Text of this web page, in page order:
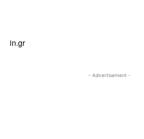
in.gr
- Advertisement -